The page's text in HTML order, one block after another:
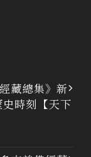
藏總集》新
時刻【天下